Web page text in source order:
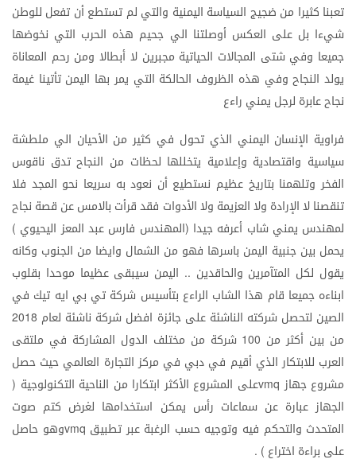
تعبنا كثيرا من ضجيج السياسة اليمنية والتي لم تستطعأن تفعل للوطن
شيءا بل على العكس أوصلتنا الي جحيم هذه الحرب التي نخوضها
جميعا وفي شتى المجالات الحياتية مجبرين لا أبطالا ومن رحم المعاناة
يولد النجاح وفي هذه الظروف الحالكة التي يمر بها اليمن تأتينا غيمة
نجاحعابرة لرجل يمني راءع
فراوية الإنسان اليمني الذي تحول في كثير من الأحيان الي ملطشة
سياسية واقتصادية وإعلامية يتخللها لحظات من النجاح تدق ناقوس
الفخر وتلهمنا بتاريخ عظيم نستطيع أن نعود به سريعا نحو المجد فلا
تنقصنالاالإرادة ولاالعزيمة ولاالأدوات فقد قرأت بالامسعن قصة نجاح
لمهندس يمني شاب أعرفه جيدا (المهندس فارس عبد المعز اليحيوي )
يحمل بين جنبية اليمن باسرها فهو من الشمال وايضا من الجنوب وكانه
يقول لكل المتآمرين والحاقدين .. اليمن سيبقى عظيما موحدا بقلوب
ابناءه جميعا قام هذا الشاب الراءع بتأسيس شركة تي بي ايه تيك في
الصين لتحصل شركته الناشئة على جائزة افضل شركة ناشئة لعام
من بين أكثر من شركة من مختلف الدول المشاركة في ملتقى
العرب للابتكار الذي أقيم في دبي في مركز التجارة العالمي حيث حصل
مشروع جهاز على المشروع الأكثر ابتكارا من الناحية التكنولوجية (
الجهاز عبارة عن سماعات رأس يمكن استخدامها لغرض كتم صوت
المتحدث والتحكم فيه وتوجيه حسب الرغبة عبر تطبيق وهو حاصل
على براءة اختراع ) .